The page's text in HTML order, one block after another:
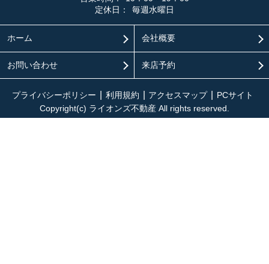
定休日：
毎週水曜日
ホーム 会社概要
お問い合わせ 来店予約
プライバシーポリシー 利用規約 アクセスマップ
PCサイト
Copyright(c) ライオンズ不動産 All rights reserved.